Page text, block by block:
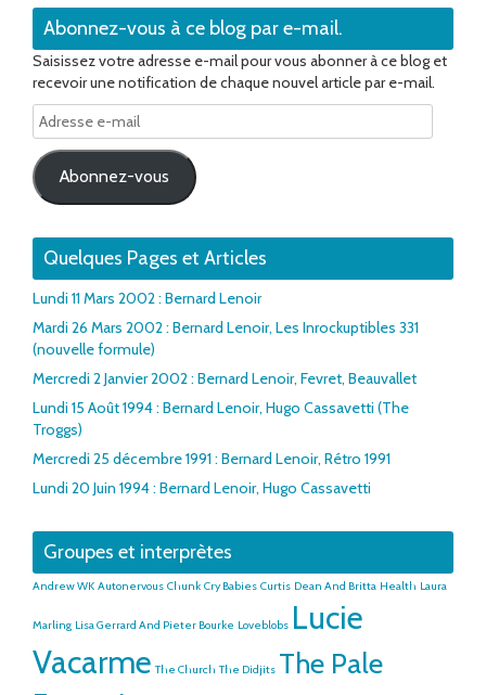
Abonnez-vous à ce blog par e-mail.
Saisissez votre adresse e-mail pour vous abonner à ce blog et
recevoir une notification de chaque nouvel article par e-mail.
Adresse
e-
mail
Abonnez-vous
Quelques Pages et Articles
Lundi 11 Mars 2002 : Bernard Lenoir
Mardi 26 Mars 2002 : Bernard Lenoir, Les Inrockuptibles 331
(nouvelle formule)
Mercredi 2 Janvier 2002 : Bernard Lenoir, Fevret, Beauvallet
Lundi 15 Août 1994 : Bernard Lenoir, Hugo Cassavetti (The
Troggs)
Mercredi 25 décembre 1991 : Bernard Lenoir, Rétro 1991
Lundi 20 Juin 1994 : Bernard Lenoir, Hugo Cassavetti
Groupes et interprètes
Andrew WK Autonervous Chunk Cry Babies Curtis Dean And Britta Health Laura
Marling Lisa Gerrard And Pieter Bourke Loveblobs Lucie
Vacarme The Church The Didjits The Pale